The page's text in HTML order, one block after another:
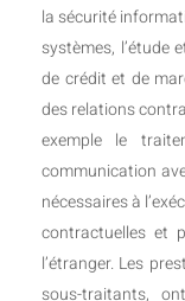
la sécurité
systèmes, l’étude
de crédit et de
des relations
exemple le
communication
nécessaires à
contractuelles et
l’étranger. Les
sous-traitants,